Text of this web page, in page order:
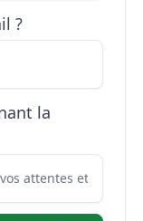
?
la